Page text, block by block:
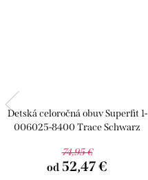
Detská celoročná obuv Superfit 1-
006025-8400 Trace Schwarz
74,95 €
od 52,47 €